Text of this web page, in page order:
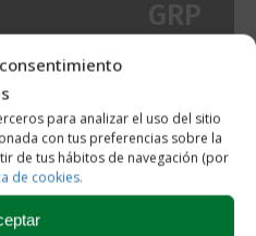
para analizar el uso del sitio
con tus preferencias sobre la
de tus hábitos de navegación (por
de cookies.